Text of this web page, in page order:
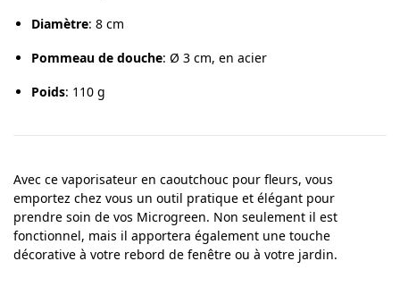
Diamètre: 8 cm
Pommeau de douche: Ø 3 cm, en acier
Poids: 110 g
Avec ce vaporisateur en caoutchouc pour fleurs, vous
emportez chez vous un outil pratique et élégant pour
prendre soin de vos Microgreen. Non seulement il est
fonctionnel, mais il apportera également une touche
décorative à votre rebord de fenêtre ou à votre jardin.